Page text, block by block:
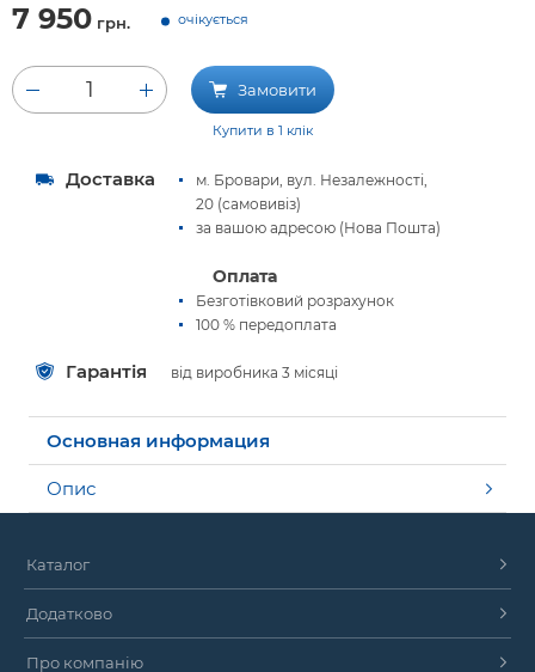
7 950 грн. очікується
1 Замовити
Купити в 1 клік
Доставка
м. Бровари, вул. Незалежності,
20 (самовивіз)
за вашою адресою (Нова Пошта)
Оплата
Безготівковий розрахунок
100 % передоплата
Гарантія від виробника 3 місяці
Основная информация
Опис
Каталог
Додатково
Про компанію